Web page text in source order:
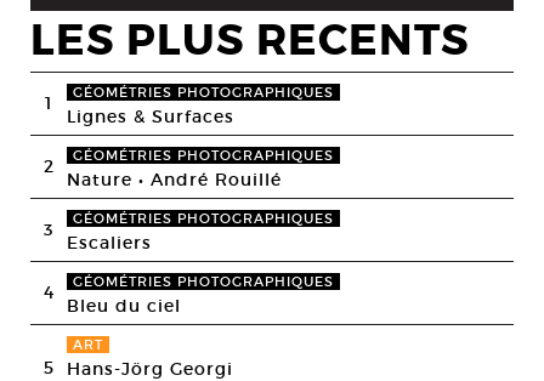
LES PLUS RECENTS
1 GÉOMÉTRIES PHOTOGRAPHIQUES
Lignes & Surfaces
2 GÉOMÉTRIES PHOTOGRAPHIQUES
Nature • André Rouillé
3 GÉOMÉTRIES PHOTOGRAPHIQUES
Escaliers
4 GÉOMÉTRIES PHOTOGRAPHIQUES
Bleu du ciel
5
ART
Hans-Jörg Georgi